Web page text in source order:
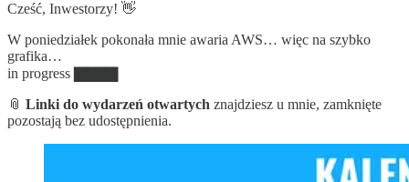
Cześć, Inwestorzy! 👋
W poniedziałek pokonała mnie awaria AWS… więc na szybko
grafika…
in progress ▇▇▇▇
📎 Linki do wydarzeń otwartych znajdziesz u mnie, zamknięte
pozostają bez udostępnienia.